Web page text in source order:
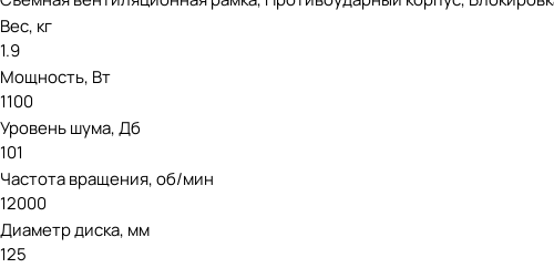
Вес, кг
1.9
Мощность, Вт
1100
Уровень шума, Дб
101
Частота вращения, об/мин
12000
Диаметр диска, мм
125